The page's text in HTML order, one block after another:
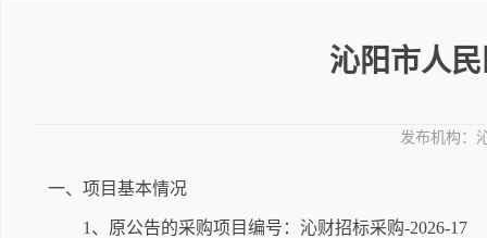
沁阳市人
发布机构：
一、项目基本情况
1、原公告的采购项目编号：沁财招标采购-2026-17